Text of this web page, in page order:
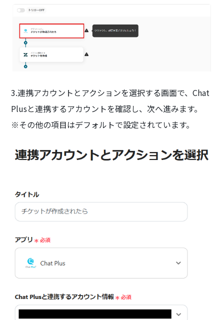
3.連携アカウントとアクションを選択する画面で、Chat
Plusと連携するアカウントを確認し、次へ進みます。
※その他の項目はデフォルトで設定されています。